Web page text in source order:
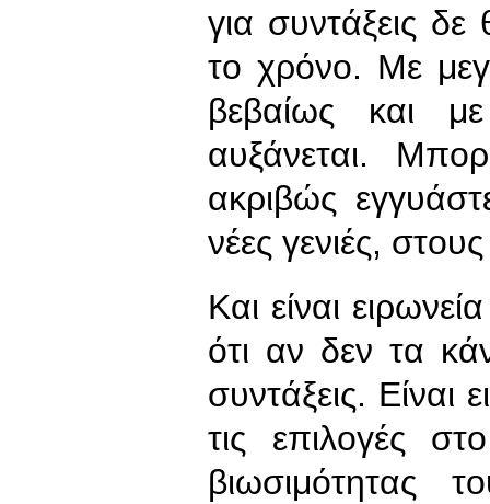
για συντάξεις
το χρόνο. Με
βεβαίως και
αυξάνεται.
ακριβώς
νέες γενιές,
Και είναι
ότι αν δεν τα
συντάξεις. Είναι
τις επιλογές
βιωσιμότητας